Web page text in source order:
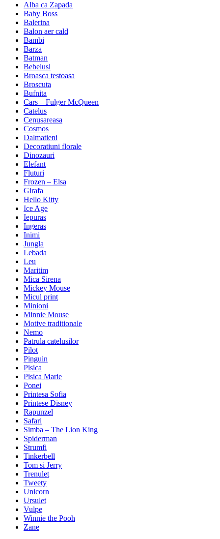
Alba ca Zapada
Baby Boss
Balerina
Balon aer cald
Bambi
Barza
Batman
Bebelusi
Broasca testoasa
Broscuta
Bufnita
Cars – Fulger McQueen
Catelus
Cenusareasa
Cosmos
Dalmatieni
Decoratiuni florale
Dinozauri
Elefant
Fluturi
Frozen – Elsa
Girafa
Hello Kitty
Ice Age
Iepuras
Ingeras
Inimi
Jungla
Lebada
Leu
Maritim
Mica Sirena
Mickey Mouse
Micul print
Minioni
Minnie Mouse
Motive traditionale
Nemo
Patrula catelusilor
Pilot
Pinguin
Pisica
Pisica Marie
Ponei
Printesa Sofia
Printese Disney
Rapunzel
Safari
Simba – The Lion King
Spiderman
Strumfi
Tinkerbell
Tom si Jerry
Trenulet
Tweety
Unicorn
Ursulet
Vulpe
Winnie the Pooh
Zane